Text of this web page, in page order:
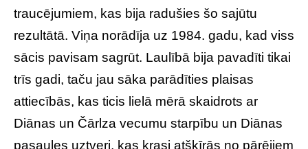
traucējumiem, kas bija radušies šo sajūtu
rezultātā. Viņa norādīja uz 1984. gadu, kad viss
sācis pavisam sagrūt. Laulībā bija pavadīti tikai
trīs gadi, taču jau sāka parādīties plaisas
attiecībās, kas ticis lielā mērā skaidrots ar
Diānas un Čārlza vecumu starpību un Diānas
pasaules uztveri, kas krasi atšķīrās no pārējiem